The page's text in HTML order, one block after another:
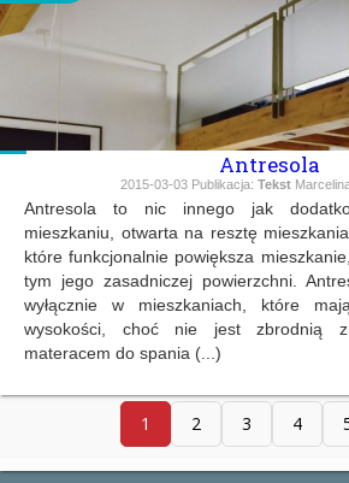
Antresola
2015-03-03 Publikacja: Tekst
Antresola to nic innego jak
mieszkaniu, otwarta na resztę
które funkcjonalnie powiększa
tym jego zasadniczej powierzchni.
wyłącznie w mieszkaniach, które
wysokości, choć nie jest zbrodnią
materacem do spania (...)
1 2 3 4